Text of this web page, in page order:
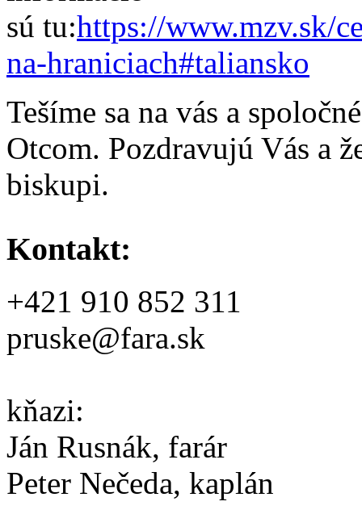
sú tu:https://www.mzv.sk/
na-hraniciach#taliansko
Tešíme sa na vás a
Otcom. Pozdravujú Vás a
biskupi.
Kontakt:
+421 910 852 311
pruske@fara.sk
kňazi:
Ján Rusnák, farár
Peter Nečeda, kaplán